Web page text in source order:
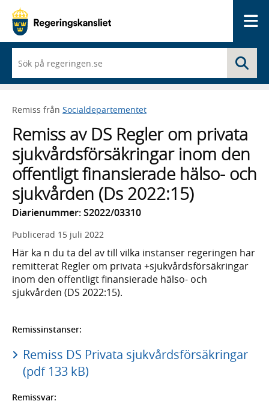
du
börjar
skriva
framträder
lista
med
sökförslag
Remiss från Socialdepartementet
Remiss av DS Regler om privata
sjukvårdsförsäkringar inom den
offentligt finansierade hälso- och
sjukvården (Ds 2022:15)
Diarienummer: S2022/03310
Publicerad 15 juli 2022
Här ka n du ta del av till vilka instanser regeringen har
remitterat Regler om privata +sjukvårdsförsäkringar
inom den offentligt finansierade hälso- och
sjukvården (DS 2022:15).
Remissinstanser:
Remiss DS Privata sjukvårdsförsäkringar
(pdf 133 kB)
Remissvar: